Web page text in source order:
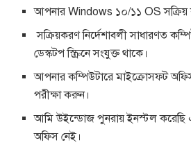
আপনার Windows ১০/১১ OS সক্রিয়
সক্রিয়করণ নির্দেশাবলী সাধারণত
ডেস্কটপ স্ক্রিনে সংযুক্ত থাকে।
আপনার কম্পিউটারে মাইক্রোসফ্ট
পরীক্ষা করুন।
আমি উইন্ডোজ পুনরায় ইনস্টল
অফিস নেই।